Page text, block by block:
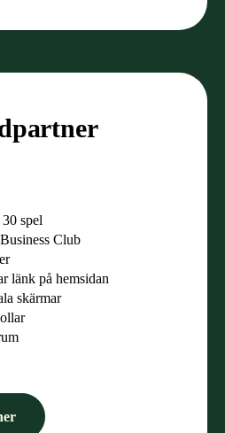
spel
Club
länk på hemsidan
skärmar